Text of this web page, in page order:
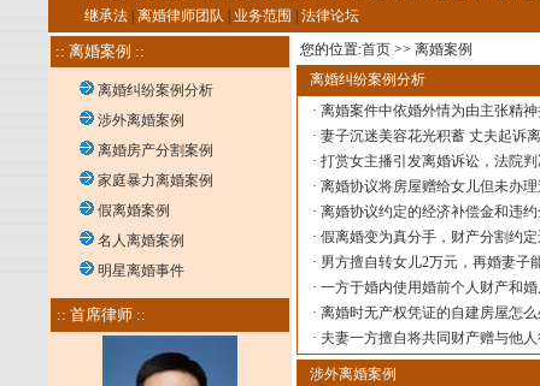
继承法 离婚律师团队 业务范围 法律论坛
:: 离婚案例 ::
离婚纠纷案例分析
涉外离婚案例
离婚房产分割案例
家庭暴力离婚案例
假离婚案例
名人离婚案例
明星离婚事件
:: 首席律师 ::
您的位置:首页 >> 离婚案例
离婚纠纷案例分析
· 离婚案件中依婚外情为由主张精
· 妻子沉迷美容花光积蓄 丈夫起诉
· 打赏女主播引发离婚诉讼，法院
· 离婚协议将房屋赠给女儿但未办
· 离婚协议约定的经济补偿金和违
· 假离婚变为真分手，财产分割约
· 男方擅自转女儿2万元，再婚妻子
· 一方于婚内使用婚前个人财产和
· 离婚时无产权凭证的自建房屋怎
· 夫妻一方擅自将共同财产赠与他
涉外离婚案例